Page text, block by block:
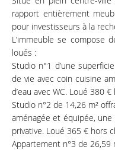
rapport entièrement
pour investisseurs à la
L’immeuble se compose
loués :
Studio n°1 d’une
de vie avec coin cuisine
d’eau avec WC. Loué 380
Studio n°2 de 14,26 m²
aménagée et équipée, une
privative. Loué 365 € hors
Appartement n°3 de 26,59